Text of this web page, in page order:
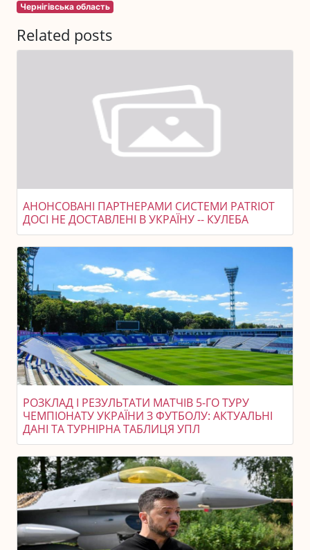
Чернігівська область
Related posts
АНОНСОВАНІ ПАРТНЕРАМИ СИСТЕМИ PATRIOT
ДОСІ НЕ ДОСТАВЛЕНІ В УКРАЇНУ -- КУЛЕБА
РОЗКЛАД І РЕЗУЛЬТАТИ МАТЧІВ 5-ГО ТУРУ
ЧЕМПІОНАТУ УКРАЇНИ З ФУТБОЛУ: АКТУАЛЬНІ
ДАНІ ТА ТУРНІРНА ТАБЛИЦЯ УПЛ